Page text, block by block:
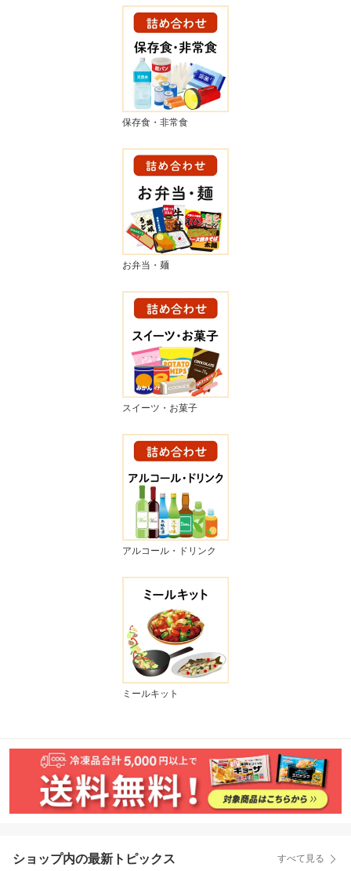
保存食・非常食
お弁当・麺
スイーツ・お菓子
アルコール・ドリンク
ミールキット
ショップ内の最新トピックス すべて見る